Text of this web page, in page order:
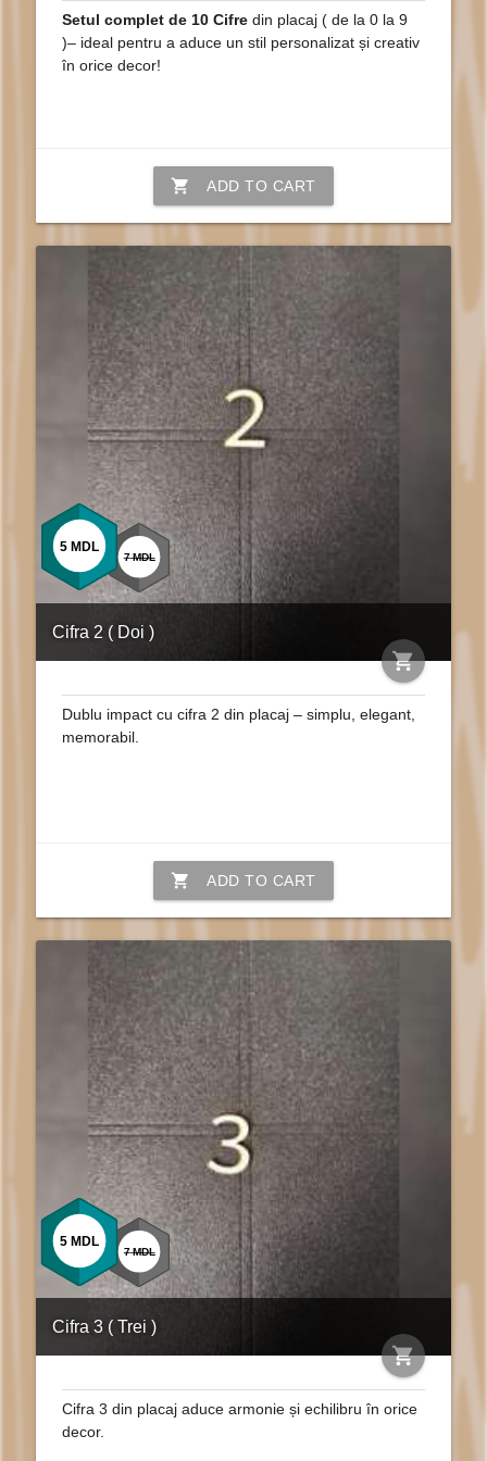
Setul complet de 10 Cifredin placaj ( de la 0 la 9
)– ideal pentru a aduce un stil personalizat și creativ
în orice decor!
shopping_cart ADD TO CART
Cifra 2 ( Doi )
shopping_cart
5 MDL
7 MDL
Dublu impact cu cifra 2 din placaj – simplu, elegant,
memorabil.
shopping_cart ADD TO CART
Cifra 3 ( Trei )
shopping_cart
5 MDL
7 MDL
Cifra 3 din placaj aduce armonie și echilibru în orice
decor.